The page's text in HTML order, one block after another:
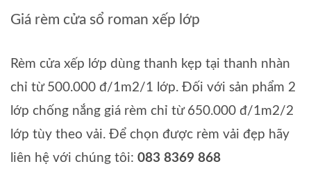
Giá rèm cửa sổ roman xếp lớp
Rèm cửa xếp lớp dùng thanh kẹp tại thanh nhàn
chỉ từ 500.000 đ/1m2/1 lớp. Đối với sản phẩm 2
lớp chống nắng giá rèm chỉ từ 650.000 đ/1m2/2
lớp tùy theo vải. Để chọn được rèm vải đẹp hãy
liên hệ với chúng tôi: 083 8369 868